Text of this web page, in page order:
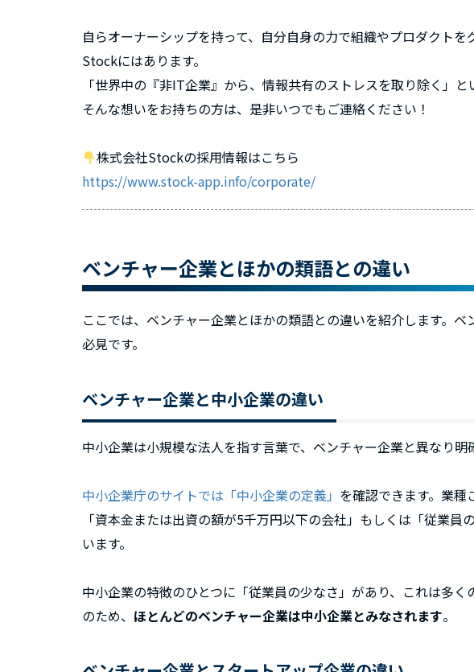
自らオーナーシップを持って、自分自身の力で組織やプロダクト
Stockにはあります。
「世界中の『非IT企業』から、情報共有のストレスを取り除く」
そんな想いをお持ちの方は、是非いつでもご連絡ください！
株式会社Stockの採用情報はこちら
https://www.stock-app.info/corporate/
ベンチャー企業とほかの類語との違い
ここでは、ベンチャー企業とほかの類語との違いを紹介します。
必見です。
ベンチャー企業と中小企業の違い
中小企業は小規模な法人を指す言葉で、ベンチャー企業と異なり明
中小企業庁のサイトでは「中小企業の定義」 を確認できます。業
「資本金または出資の額が5千万円以下の会社」もしくは「従業員
います。
中小企業の特徴のひとつに「従業員の少なさ」があり、これは多
のため、 ほとんどのベンチャー企業は中小企業とみなされます。